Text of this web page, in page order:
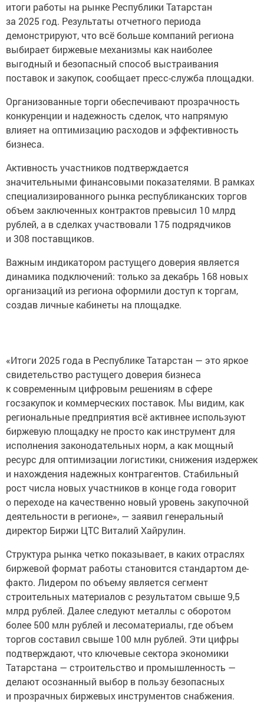
итоги работы на рынке Республики Татарстан
за 2025 год. Результаты отчетного периода
демонстрируют, что всё больше компаний региона
выбирает биржевые механизмы как наиболее
выгодный и безопасный способ выстраивания
поставок и закупок, сообщает пресс-служба площадки.
Организованные торги обеспечивают прозрачность
конкуренции и надежность сделок, что напрямую
влияет на оптимизацию расходов и эффективность
бизнеса.
Активность участников подтверждается
значительными финансовыми показателями. В рамках
специализированного рынка республиканских торгов
объем заключенных контрактов превысил 10 млрд
рублей, а в сделках участвовали 175 подрядчиков
и 308 поставщиков.
Важным индикатором растущего доверия является
динамика подключений: только за декабрь 168 новых
организаций из региона оформили доступ к торгам,
создав личные кабинеты на площадке.
«Итоги 2025 года в Республике Татарстан — это яркое
свидетельство растущего доверия бизнеса
к современным цифровым решениям в сфере
госзакупок и коммерческих поставок. Мы видим, как
региональные предприятия всё активнее используют
биржевую площадку не просто как инструмент для
исполнения законодательных норм, а как мощный
ресурс для оптимизации логистики, снижения издержек
и нахождения надежных контрагентов. Стабильный
рост числа новых участников в конце года говорит
о переходе на качественно новый уровень закупочной
деятельности в регионе», — заявил генеральный
директор Биржи ЦТС Виталий Хайрулин.
Структура рынка четко показывает, в каких отраслях
биржевой формат работы становится стандартом де-
факто. Лидером по объему является сегмент
строительных материалов с результатом свыше 9,5
млрд рублей. Далее следуют металлы с оборотом
более 500 млн рублей и лесоматериалы, где объем
торгов составил свыше 100 млн рублей. Эти цифры
подтверждают, что ключевые сектора экономики
Татарстана — строительство и промышленность —
делают осознанный выбор в пользу безопасных
и прозрачных биржевых инструментов снабжения.